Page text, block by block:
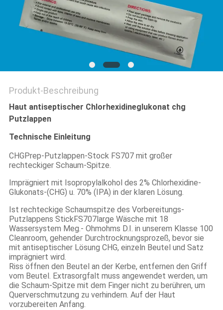
Produkt-Beschreibung
Haut antiseptischer Chlorhexidineglukonat chg
Putzlappen
Technische Einleitung
CHGPrep-Putzlappen-Stock FS707 mit großer
rechteckiger Schaum-Spitze.
Imprägniert mit Isopropylalkohol des 2% Chlorhexidine-
Glukonats-(CHG) u. 70% (IPA) in der klaren Lösung.
Ist rechteckige Schaumspitze des Vorbereitungs-
Putzlappens StickFS707large Wäsche mit 18
Wassersystem Meg.- Ohmohms D.I. in unserem Klasse 100
Cleanroom, gehender Durchtrocknungsprozeß, bevor sie
mit antiseptischer Lösung CHG, einzeln Beutel und Satz
imprägniert wird.
Riss öffnen den Beutel an der Kerbe, entfernen den Griff
vom Beutel. Extrasorgfalt muss angewendet werden, um
die Schaum-Spitze mit dem Finger nicht zu berühren, um
Querverschmutzung zu verhindern. Auf der Haut
vorzubereiten Anfang.